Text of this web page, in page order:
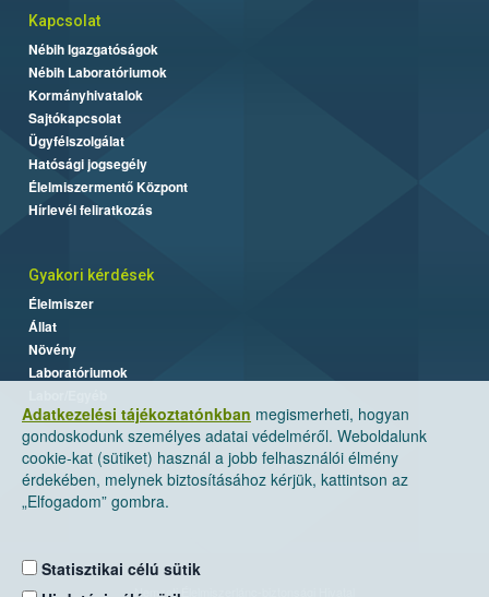
Adatkezelési tájékoztatónkban megismerheti, hogyan
gondoskodunk személyes adatai védelméről. Weboldalunk
cookie-kat (sütiket) használ a jobb felhasználói élmény
érdekében, melynek biztosításához kérjük, kattintson az
„Elfogadom” gombra.
Statisztikai célú sütik
Kapcsolat
Nébih Igazgatóságok
Nébih Laboratóriumok
Kormányhivatalok
Sajtókapcsolat
Ügyfélszolgálat
Hatósági jogsegély
Élelmiszermentő Központ
Hírlevél feliratkozás
Gyakori kérdések
Élelmiszer
Állat
Növény
Laboratóriumok
Nemzeti Élelmiszerlánc-biztonsági Hivatal